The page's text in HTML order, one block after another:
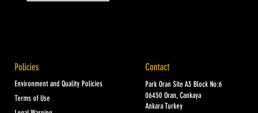
Policies
Environment and Quality Policies
Terms of Use
Contact
Park Oran Site A3 Block No:6
06450 Oran, Cankaya
Ankara Turkey